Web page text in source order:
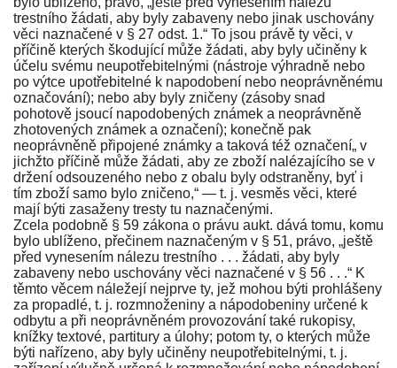
trestního žádati, aby byly zabaveny nebo jinak uschovány
věci naznačené v § 27 odst. 1.“ To jsou právě ty věci, v
příčině kterých škodující může žádati, aby byly učiněny k
účelu svému neupotřebitelnými (nástroje výhradně nebo
po výtce upotřebitelné k napodobení nebo neoprávněnému
označování); nebo aby byly zničeny (zásoby snad
pohotově jsoucí napodobených známek a neoprávněně
zhotovených známek a označení); konečně pak
neoprávněně připojené známky a taková též označení„ v
jichžto příčině může žádati, aby ze zboží nalézajícího se v
držení odsouzeného nebo z obalu byly odstraněny, byť i
tím zboží samo bylo zničeno,“ — t. j. vesměs věci, které
mají býti zasaženy tresty tu naznačenými.
Zcela podobně § 59 zákona o právu aukt. dává tomu, komu
bylo ublíženo, přečinem naznačeným v § 51, právo, „ještě
před vynesením nálezu trestního . . . žádati, aby byly
zabaveny nebo uschovány věci naznačené v § 56 . . .“ K
těmto věcem náležejí nejprve ty, jež mohou býti prohlášeny
za propadlé, t. j. rozmnoženiny a nápodobeniny určené k
odbytu a při neoprávněném provozování také rukopisy,
knížky textové, partitury a úlohy; potom ty, o kterých může
býti nařízeno, aby byly učiněny neupotřebitelnými, t. j.